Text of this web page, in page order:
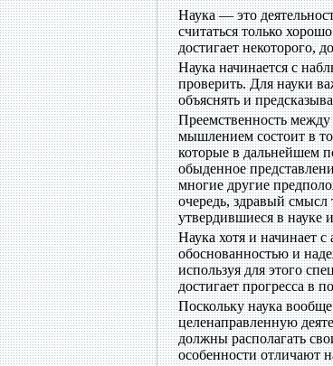
Наука — это
считаться только
достигает некоторого,
Наука начинается с
проверить. Для науки
объяснять и
Преемственность
мышлением состоит в
которые в дальнейшем
обыденное
многие другие
очередь, здравый смысл
утвердившиеся в науке
Наука хотя и начинает
обоснованностью и
используя для этого
достигает прогресса в
Поскольку наука
целенаправленную
должны располагать
особенности отличают